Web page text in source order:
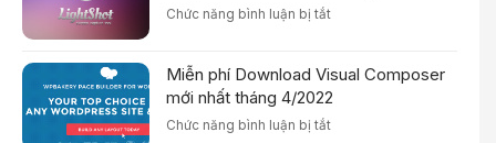
Đặt
9
Thành
Công
100%
Chức năng bình luận bị tắtở
mềm
LightShot
Phần
Miễn phí Download Visual Composer
mới nhất tháng 4/2022
Chức năng bình luận bị tắtở